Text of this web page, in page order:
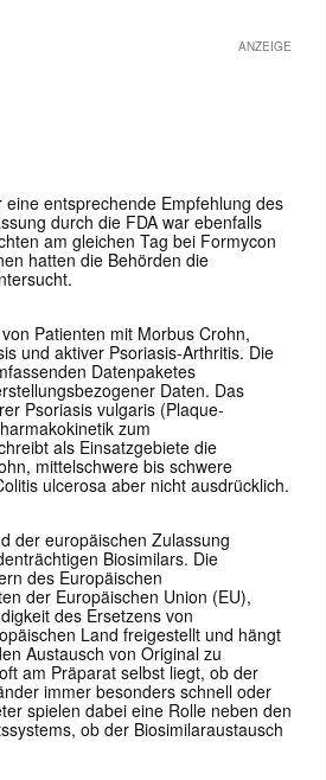
ANZEIGE
entsprechende Empfehlung des
durch die FDA war ebenfalls
am gleichen Tag bei Formycon
hatten die Behörden die
Patienten mit Morbus Crohn,
und aktiver Psoriasis-Arthritis. Die
Datenpaketes
Daten. Das
Psoriasis vulgaris (Plaque-
zum
als Einsatzgebiete die
mittelschwere bis schwere
ulcerosa aber nicht ausdrücklich.
der europäischen Zulassung
Biosimilars. Die
des Europäischen
der Europäischen Union (EU),
des Ersetzens von
Land freigestellt und hängt
Austausch von Original zu
am Präparat selbst liegt, ob der
immer besonders schnell oder
spielen dabei eine Rolle neben den
ob der Biosimilaraustausch